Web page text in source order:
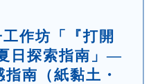
作坊「『打開
日探索指南」—
南（紙黏土・